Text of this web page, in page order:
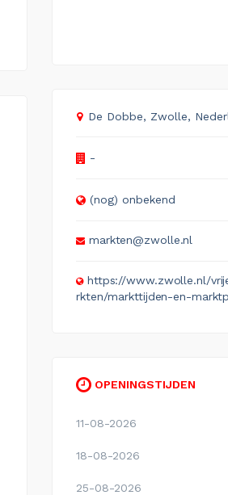
De Dobbe, Zwolle,
-
(nog) onbekend
markten@zwolle.nl
https://www.zwolle.nl/
rkten/markttijden-en-
OPENINGSTIJDEN
11-08-2026
18-08-2026
25-08-2026